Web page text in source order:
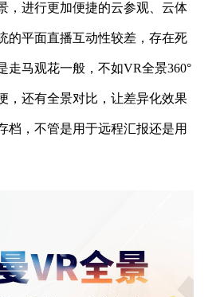
，进行更加便捷的云参观、云体
的平面直播互动性较差，存在死
走马观花一般，不如VR全景360°
，还有全景对比，让差异化效果
档，不管是用于远程汇报还是用